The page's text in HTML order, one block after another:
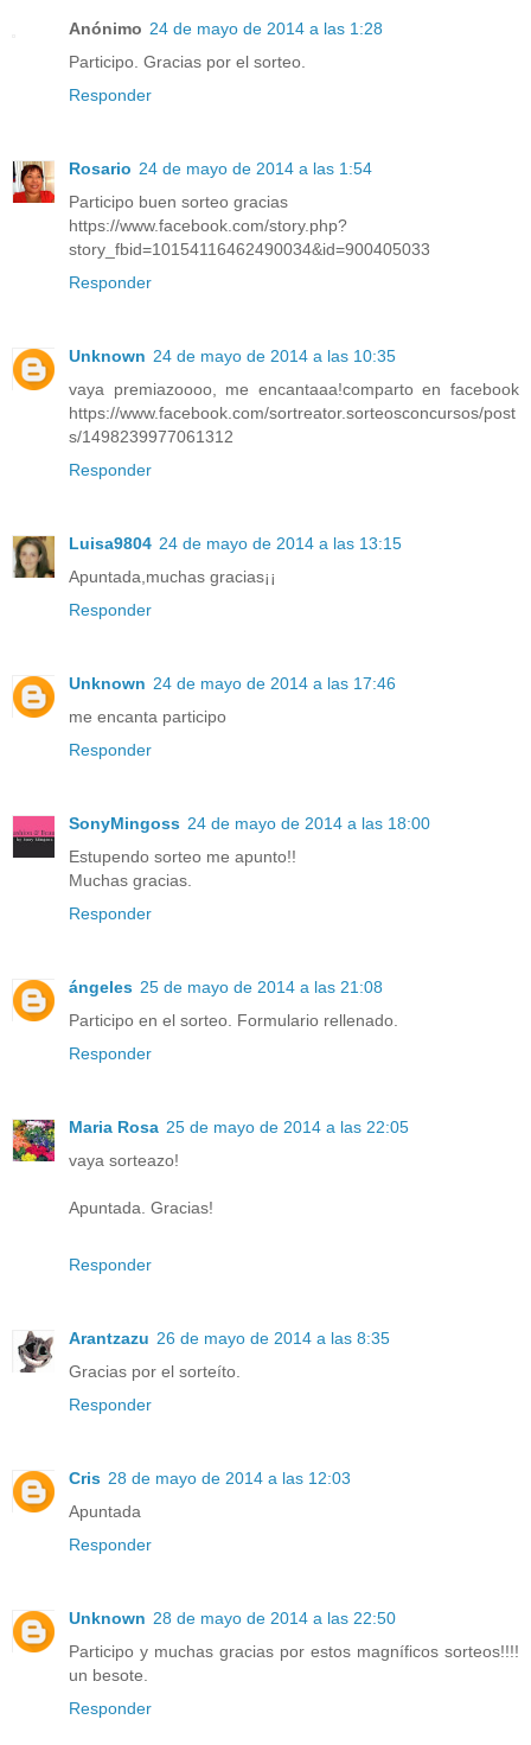
Anónimo 24 de mayo de 2014 a las 1:28
Participo. Gracias por el sorteo.
Responder
Rosario 24 de mayo de 2014 a las 1:54
Participo buen sorteo gracias
https://www.facebook.com/story.php?
story_fbid=10154116462490034&id=900405033
Responder
Unknown 24 de mayo de 2014 a las 10:35
vaya premiazoooo, me encantaaa!comparto en facebook
https://www.facebook.com/sortreator.sorteosconcursos/post
s/1498239977061312
Responder
Luisa9804 24 de mayo de 2014 a las 13:15
Apuntada,muchas gracias¡¡
Responder
Unknown 24 de mayo de 2014 a las 17:46
me encanta participo
Responder
SonyMingoss 24 de mayo de 2014 a las 18:00
Estupendo sorteo me apunto!!
Muchas gracias.
Responder
ángeles 25 de mayo de 2014 a las 21:08
Participo en el sorteo. Formulario rellenado.
Responder
Maria Rosa 25 de mayo de 2014 a las 22:05
vaya sorteazo!
Apuntada. Gracias!
Responder
Arantzazu 26 de mayo de 2014 a las 8:35
Gracias por el sorteíto.
Responder
Cris 28 de mayo de 2014 a las 12:03
Apuntada
Responder
Unknown 28 de mayo de 2014 a las 22:50
Participo y muchas gracias por estos magníficos sorteos!!!!
un besote.
Responder